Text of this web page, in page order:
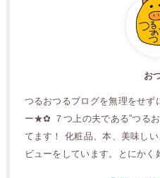
お
つるおつるブログを無理をせず
ー★✿ ７つ上の夫である”つる
てます！ 化粧品、本、美味し
ビューをしています。とにかく